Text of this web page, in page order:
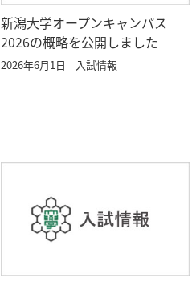
新潟大学オープンキャンパス
2026の概略を公開しました
2026年6月1日 入試情報